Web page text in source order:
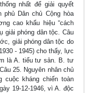
nhất để giải quyết
phủ Dân chủ Cộng hòa
cao khẩu hiệu “cách
giải phóng dân tộc. Câu
giải phóng dân tộc do
- 1945) cho thấy, lực
là A. tiểu tư sản. B. tư
25. Nguyên nhân chủ
cuộc kháng chiến toàn
19-12-1946, vì A. độc